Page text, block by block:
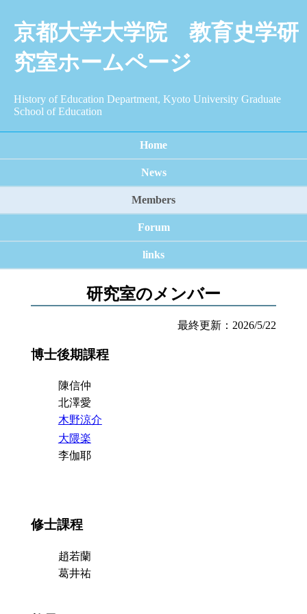
京都大学大学院 教育史学研
究室ホームページ
History of Education Department, Kyoto University Graduate
School of Education
Home
News
Members
Forum
links
研究室のメンバー
最終更新：2026/5/22
博士後期課程
陳信仲
北澤愛
木野涼介
大隈楽
李伽耶
修士課程
趙若蘭
葛井祐